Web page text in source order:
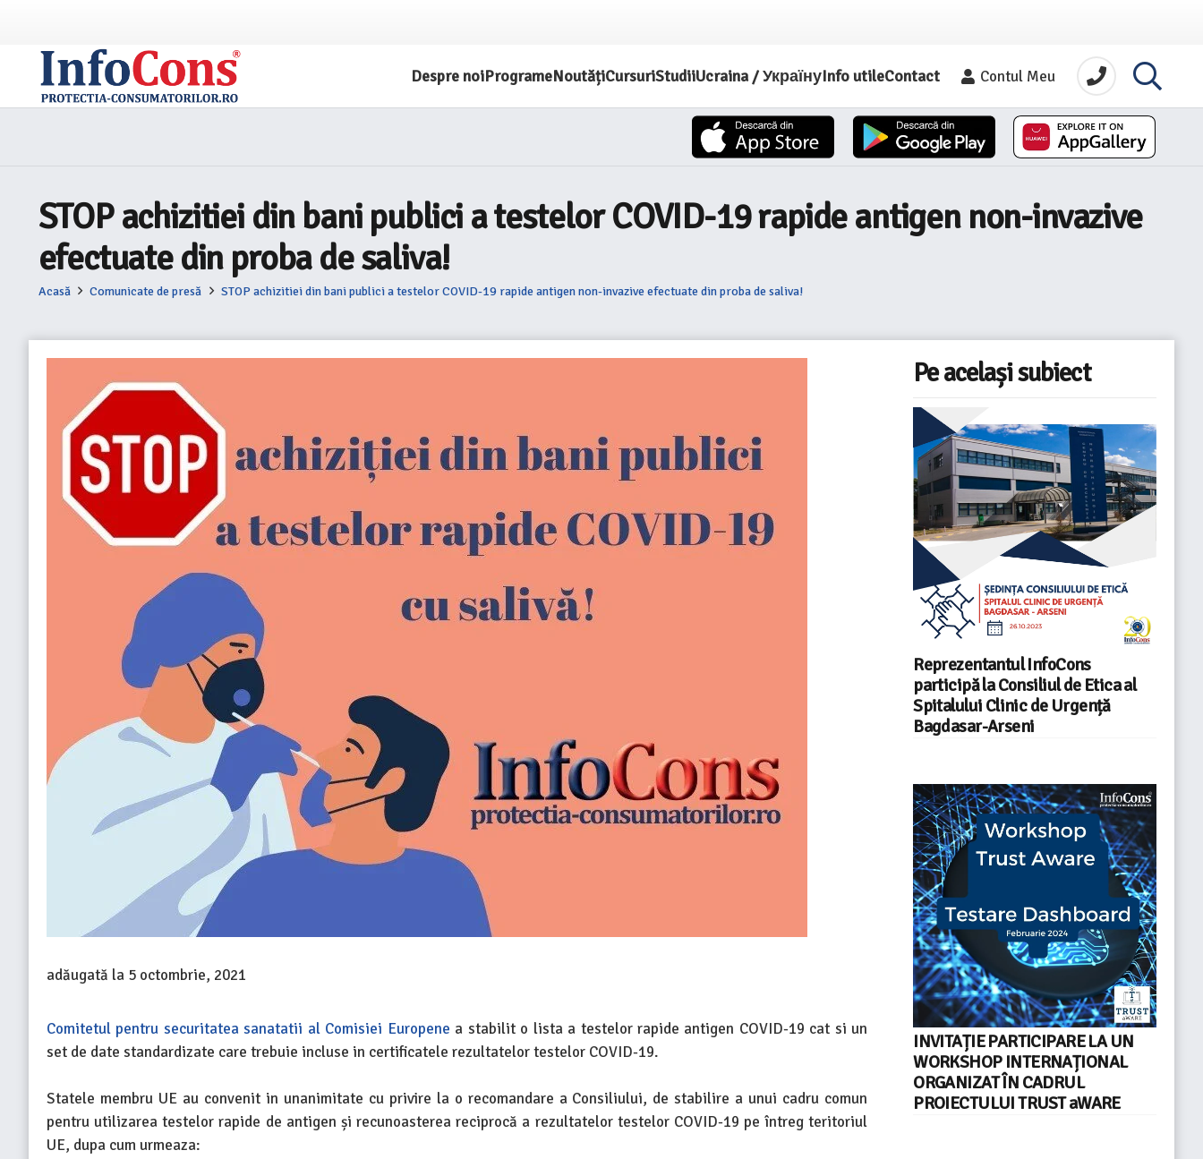
Despre noiProgrameNoutățiCursuriStudiiUcraina / УкраїнуInfo utileContact Contul Meu
STOP achizitiei din bani publici a testelor COVID-19 rapide antigen non-invazive
efectuate din proba de saliva!
Acasă Comunicate de presă STOP achizitiei din bani publici a testelor COVID-19 rapide antigen non-invazive efectuate din proba de saliva!
adăugată la 5 octombrie, 2021
Comitetul pentru securitatea sanatatii al Comisiei Europene a stabilit o lista a testelor rapide antigen COVID-19 cat si un
set de date standardizate care trebuie incluse in certificatele rezultatelor testelor COVID-19.
Statele membru UE au convenit in unanimitate cu privire la o recomandare a Consiliului, de stabilire a unui cadru comun
pentru utilizarea testelor rapide de antigen și recunoasterea reciprocă a rezultatelor testelor COVID-19 pe întreg teritoriul
UE, dupa cum urmeaza:
Pe același subiect
Reprezentantul InfoCons
participă la Consiliul de Etica al
Spitalului Clinic de Urgență
Bagdasar-Arseni
INVITAȚIE PARTICIPARE LA UN
WORKSHOP INTERNAȚIONAL
ORGANIZAT ÎN CADRUL
PROIECTULUI TRUST aWARE